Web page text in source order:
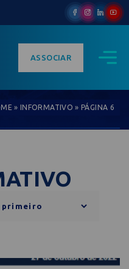
ASSOCIAR
»INFORMATIVO »PÁGINA 6